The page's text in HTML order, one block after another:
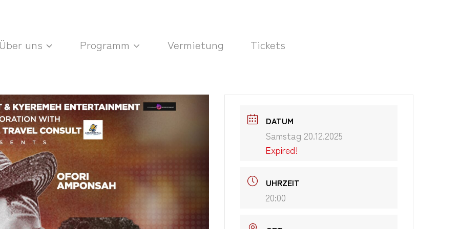
Über uns Programm Vermietung Tickets
DATUM
Samstag 20.12.2025
Expired!
UHRZEIT
20:00